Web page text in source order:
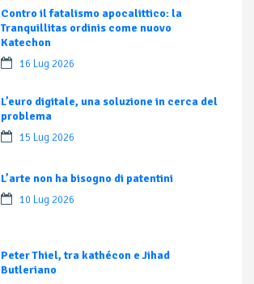
Contro il fatalismo apocalittico: la
Tranquillitas ordinis come nuovo
Katechon
16 Lug 2026
L’euro digitale, una soluzione in cerca del
problema
15 Lug 2026
L’arte non ha bisogno di patentini
10 Lug 2026
Peter Thiel, tra kathécon e Jihad
Butleriano